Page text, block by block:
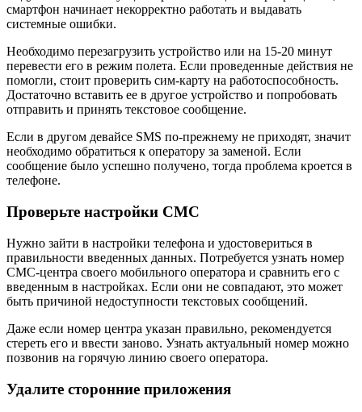
смартфон начинает некорректно работать и выдавать
системные ошибки.
Необходимо перезагрузить устройство или на 15-20 минут
перевести его в режим полета. Если проведенные действия не
помогли, стоит проверить сим-карту на работоспособность.
Достаточно вставить ее в другое устройство и попробовать
отправить и принять текстовое сообщение.
Если в другом девайсе SMS по-прежнему не приходят, значит
необходимо обратиться к оператору за заменой. Если
сообщение было успешно получено, тогда проблема кроется в
телефоне.
Проверьте настройки СМС
Нужно зайти в настройки телефона и удостовериться в
правильности введенных данных. Потребуется узнать номер
СМС-центра своего мобильного оператора и сравнить его с
введенным в настройках. Если они не совпадают, это может
быть причиной недоступности текстовых сообщений.
Даже если номер центра указан правильно, рекомендуется
стереть его и ввести заново. Узнать актуальный номер можно
позвонив на горячую линию своего оператора.
Удалите сторонние приложения